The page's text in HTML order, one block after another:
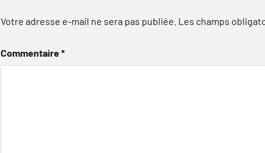
Votre adresse e-mail ne sera pas publiée. Les champs
Commentaire*